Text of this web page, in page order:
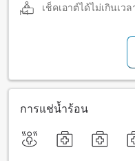
เช็คเอาต์ได้ไม่เกินเวล
การแช่น้ำร้อน